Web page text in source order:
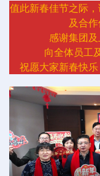
值此新春佳节之际
及合
感谢集团
向全体员工
祝愿大家新春快